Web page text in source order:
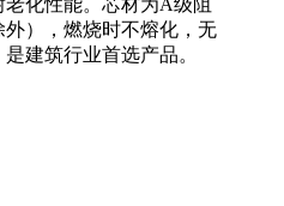
化性能。芯材为A级阻
），燃烧时不熔化，无
建筑行业首选产品。